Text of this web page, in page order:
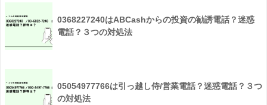
0368227240はABCashからの投資の勧誘電話？迷惑
電話？３つの対処法
05054977766は引っ越し侍/営業電話？迷惑電話？３つ
の対処法